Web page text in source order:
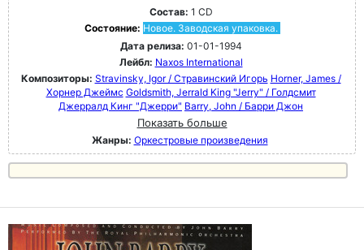
Состав: 1 CD
Состояние: Новое. Заводская упаковка.
Дата релиза: 01-01-1994
Лейбл: Naxos International
Композиторы: Stravinsky, Igor / Стравинский Игорь Horner, James /
Хорнер Джеймс Goldsmith, Jerrald King "Jerry" / Голдсмит
Джерралд Кинг "Джерри" Barry, John / Барри Джон
Показать больше
Жанры: Оркестровые произведения